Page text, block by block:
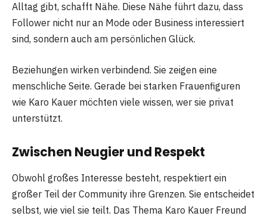
Alltag gibt, schafft Nähe. Diese Nähe führt dazu, dass
Follower nicht nur an Mode oder Business interessiert
sind, sondern auch am persönlichen Glück.
Beziehungen wirken verbindend. Sie zeigen eine
menschliche Seite. Gerade bei starken Frauenfiguren
wie Karo Kauer möchten viele wissen, wer sie privat
unterstützt.
Zwischen Neugier und Respekt
Obwohl großes Interesse besteht, respektiert ein
großer Teil der Community ihre Grenzen. Sie entscheidet
selbst, wie viel sie teilt. Das Thema Karo Kauer Freund